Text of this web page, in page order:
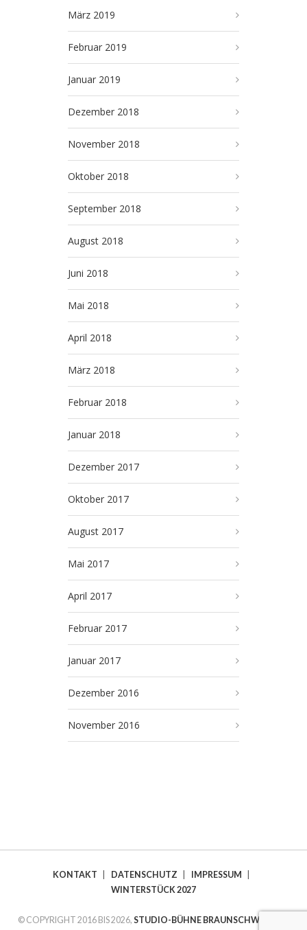
März 2019
Februar 2019
Januar 2019
Dezember 2018
November 2018
Oktober 2018
September 2018
August 2018
Juni 2018
Mai 2018
April 2018
März 2018
Februar 2018
Januar 2018
Dezember 2017
Oktober 2017
August 2017
Mai 2017
April 2017
Februar 2017
Januar 2017
Dezember 2016
November 2016
KONTAKT DATENSCHUTZ IMPRESSUM
WINTERSTÜCK 2027
© COPYRIGHT 2016 BIS 2026, STUDIO-BÜHNE BRAUNSCHWEIG E.V.